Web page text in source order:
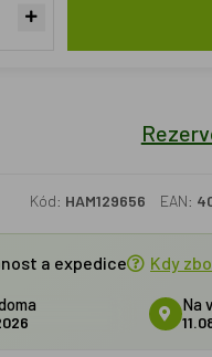
Kód: HAM129656 EAN:
a expedice Kdy
Na